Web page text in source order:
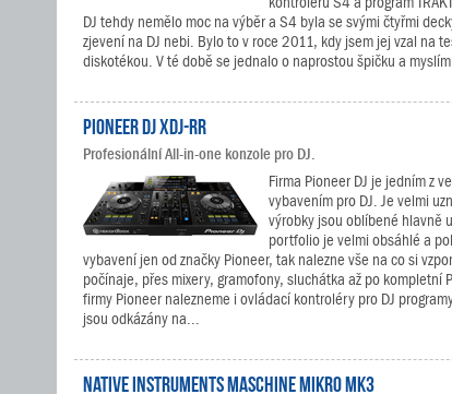
DJ tehdy nemělo moc na výběr a S4 byla se svými čtyřmi
zjevení na DJ nebi. Bylo to v roce 2011, kdy jsem jej vzal na
diskotékou. V té době se jednalo o naprostou špičku a myslím,
Pioneer DJ XDJ-RR
Profesionální All-in-one konzole pro DJ.
Firma Pioneer DJ je jedním z
vybavením pro DJ. Je velmi
výrobky jsou oblíbené hlavně
portfolio je velmi obsáhlé a
vybavení jen od značky Pioneer, tak nalezne vše na co si
počínaje, přes mixery, gramofony, sluchátka až po kompletní
firmy Pioneer nalezneme i ovládací kontroléry pro DJ
jsou odkázány na...
Native Instruments MASCHINE MIKRO MK3